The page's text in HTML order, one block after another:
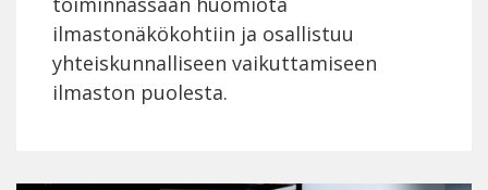
ilmastonäkökohtiin ja osallistuu
yhteiskunnalliseen vaikuttamiseen
ilmaston puolesta.